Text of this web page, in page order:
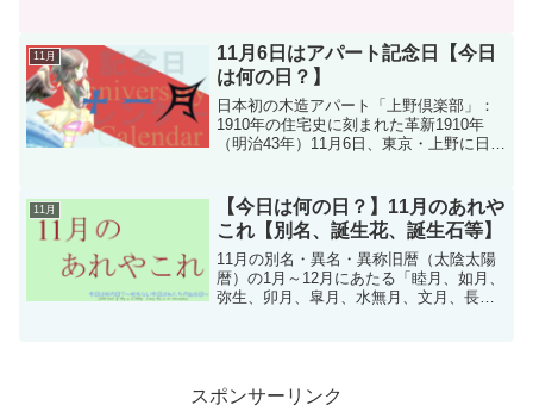
は、システムキッチンや浴槽、浴室ユニ
ットなどに関する理解促進...
11月
11月6日はアパート記念日【今日
は何の日？】
日本初の木造アパート「上野倶楽部」：
1910年の住宅史に刻まれた革新1910年
（明治43年）11月6日、東京・上野に日本
れ、洋風の外観を持つ5階建ての賃貸アパ
ートで、70...
11月
【今日は何の日？】11月のあれや
これ【別名、誕生花、誕生石等】
11月の別名・異名・異称旧暦（太陰太陽
暦）の1月～12月にあたる「睦月、如月、
弥生、卯月、皐月、水無月、文月、長
スポンサーリンク